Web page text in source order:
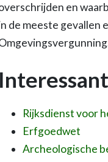
en
de meeste gevallen
Rijksdienst voor
Erfgoedwet
Archeologische